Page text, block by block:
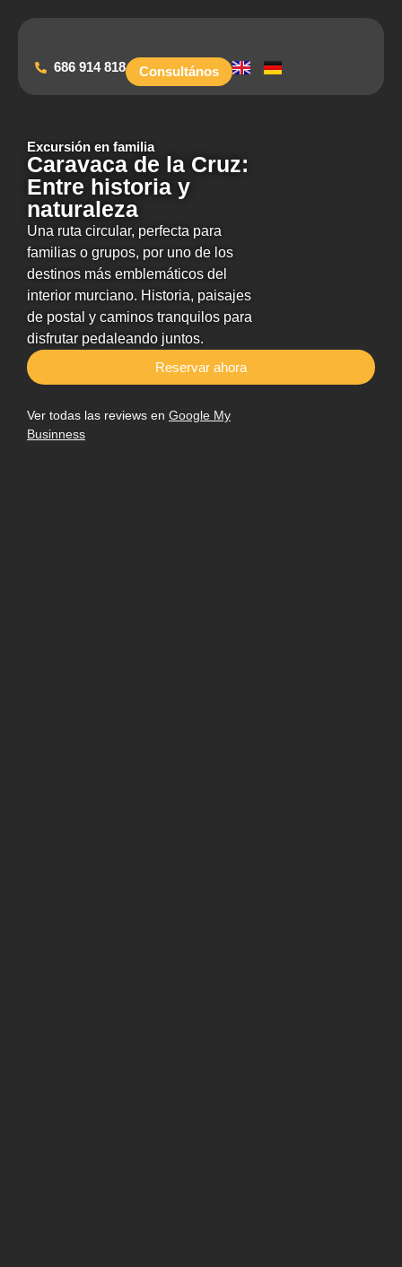
686 914 818 Consultános
Excursión en familia
Caravaca de la Cruz:
Entre historia y
naturaleza
Una ruta circular, perfecta para
familias o grupos, por uno de los
destinos más emblemáticos del
interior murciano. Historia, paisajes
de postal y caminos tranquilos para
disfrutar pedaleando juntos.
Reservar ahora
Ver todas las reviews en Google My
Businness